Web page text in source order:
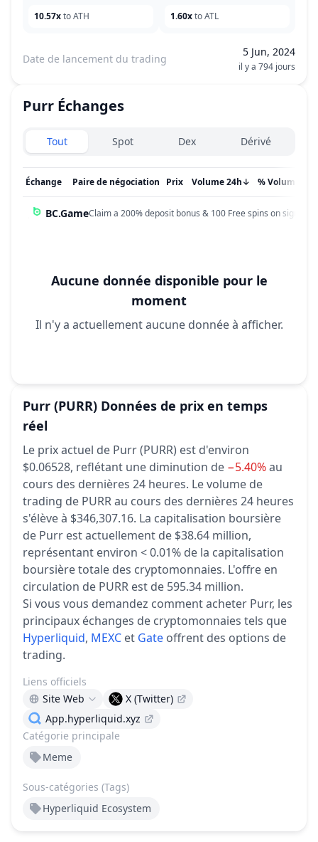
10.57xto ATH 1.60xto ATL
Date de lancement du trading
5 Jun, 2024
il y a 794 jours
Purr Échanges
Exchanges type
Tout Spot Dex Dérivé
Échange Paire de négociation Prix ↓
Volume 24h % Volume
BC.GameClaim a 200% deposit bonus & 100 Free spins on sign up!
Aucune donnée disponible pour le
moment
Il n'y a actuellement aucune donnée à afficher.
Purr (PURR) Données de prix en temps
réel
Le prix actuel de Purr (PURR) est d'environ
$0.06528, reflétant une diminution de −5.40%au
cours des dernières 24 heures. Le volume de
trading de PURR au cours des dernières 24 heures
s'élève à $346,307.16. La capitalisation boursière
de Purr est actuellement de $38.64 million,
représentant environ < 0.01% de la capitalisation
boursière totale des cryptomonnaies. L'offre en
circulation de PURR est de 595.34 million.
Si vous vous demandez comment acheter Purr, les
principaux échanges de cryptomonnaies tels que
Hyperliquid, MEXC et Gate offrent des options de
trading.
Catégorie principale
Meme
Sous-catégories (Tags)
Hyperliquid Ecosystem
Liens officiels
Site Web
X (Twitter)
App.hyperliquid.xyz